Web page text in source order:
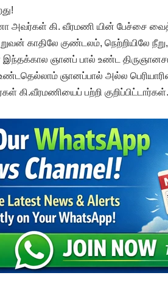
அவர்கள் கி. வீரமணி யின் பேச்சை
காதிலே குண்டலம், நெற்றியிலே
இந்தக்கால ஞானப் பால் உண்ட
உண்டதெல்லாம் ஞானப்பால் அல்ல
பற்றி குறிப்பிட்டார்கள்.